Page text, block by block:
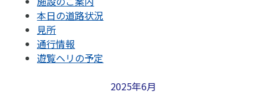
本日の道路状況
見所
通行情報
遊覧ヘリの予定
2025年6月